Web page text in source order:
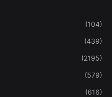
(104)
(439)
(2195)
(579)
(616)